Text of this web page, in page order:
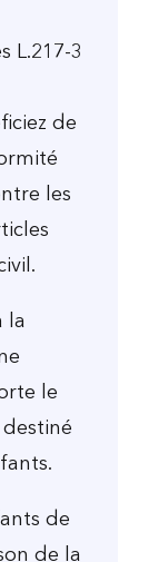
L.217-3
de
les
la
le
de
de la